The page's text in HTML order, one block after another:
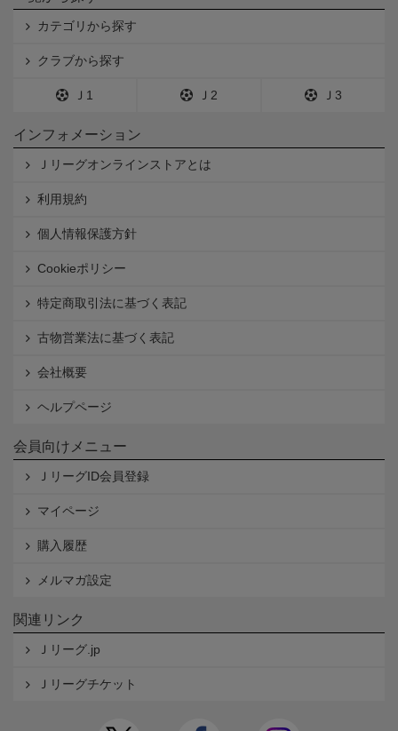
カテゴリから探す
クラブから探す
Ｊ1 Ｊ2 Ｊ3
インフォメーション
Ｊリーグオンラインストアとは
利用規約
個人情報保護方針
Cookieポリシー
特定商取引法に基づく表記
古物営業法に基づく表記
会社概要
ヘルプページ
会員向けメニュー
ＪリーグID会員登録
マイページ
購入履歴
メルマガ設定
関連リンク
Ｊリーグ.jp
Ｊリーグチケット